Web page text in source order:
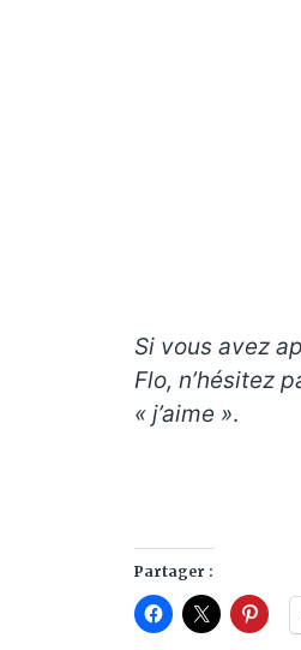
Si vous avez
Flo, n’hésitez
« j’aime ».
Partager :